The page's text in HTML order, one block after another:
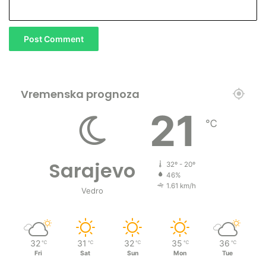
Vremenska prognoza
Sarajevo
Vedro
21 ℃
32º - 20º
46%
1.61 km/h
32 ℃
Fri
31 ℃
Sat
32 ℃
Sun
35 ℃
Mon
36 ℃
Tue